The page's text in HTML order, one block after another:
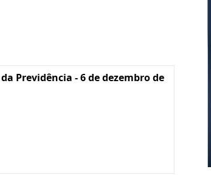
Previdência - 6 de dezembro de